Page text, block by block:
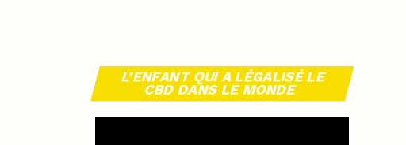
L’ENFANT QUI A LÉGALISÉ LE
CBD DANS LE MONDE